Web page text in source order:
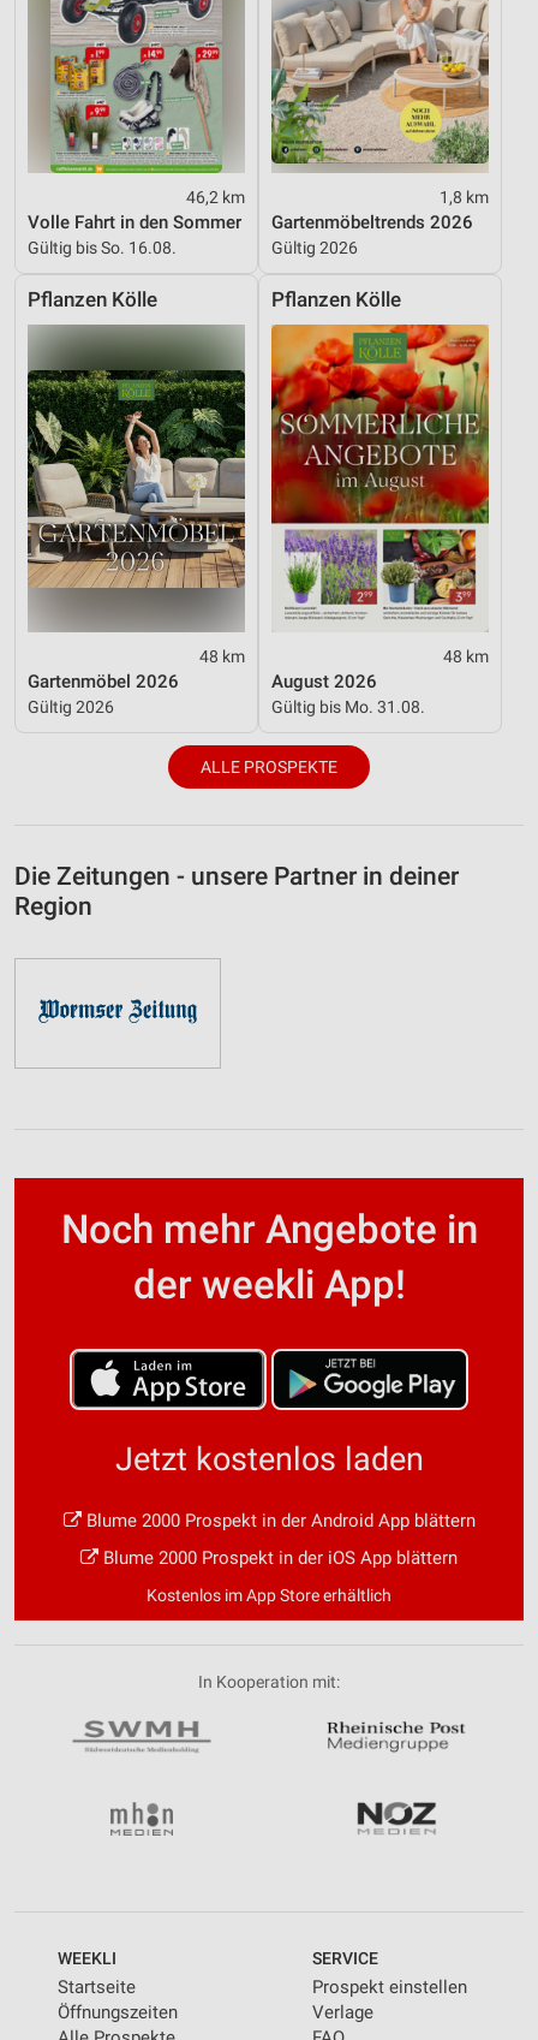
46,2 km
Volle Fahrt in den Sommer
Gültig bis So. 16.08.
1,8 km
Gartenmöbeltrends 2026
Gültig 2026
Pflanzen Kölle
48 km
Gartenmöbel 2026
Gültig 2026
Pflanzen Kölle
48 km
August 2026
Gültig bis Mo. 31.08.
ALLE PROSPEKTE
Die Zeitungen - unsere Partner in deiner
Region
Noch mehr Angebote in
der weekli App!
Jetzt kostenlos laden
Blume 2000 Prospekt in der Android App blättern
Blume 2000 Prospekt in der iOS App blättern
Kostenlos im App Store erhältlich
In Kooperation mit:
WEEKLI
Startseite
Öffnungszeiten
SERVICE
Prospekt einstellen
Verlage
Funktional
Werbung